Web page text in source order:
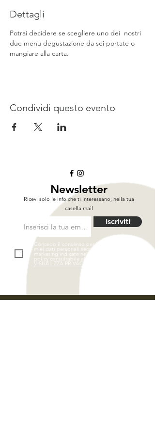
Dettagli
Potrai decidere se scegliere uno dei  nostri
due menu degustazione da sei portate o
mangiare alla carta.
Condividi questo evento
Newsletter
Ricevi solo le info che ti interessano, nella tua
casella mail
Iscriviti
Concedo il consenso per il trattamento dei
miei dati personali secondo le finalità di
marketing indicate nella privacy & cookies
policy consultabile al link seguente.
VISUALIZZA PRIVACY POLICY